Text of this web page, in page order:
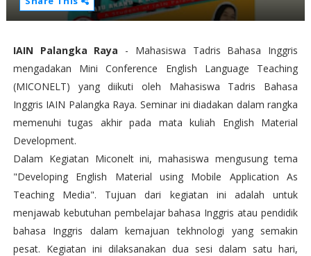
IAIN Palangka Raya - Mahasiswa Tadris Bahasa Inggris
mengadakan Mini Conference English Language Teaching
(MICONELT) yang diikuti oleh Mahasiswa Tadris Bahasa
Inggris IAIN Palangka Raya. Seminar ini diadakan dalam rangka
memenuhi tugas akhir pada mata kuliah English Material
Development.
Dalam Kegiatan Miconelt ini, mahasiswa mengusung tema
"Developing English Material using Mobile Application As
Teaching Media". Tujuan dari kegiatan ini adalah untuk
menjawab kebutuhan pembelajar bahasa Inggris atau pendidik
bahasa Inggris dalam kemajuan tekhnologi yang semakin
pesat. Kegiatan ini dilaksanakan dua sesi dalam satu hari,